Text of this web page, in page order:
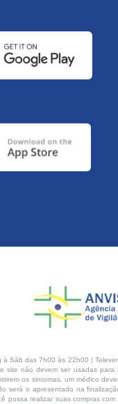
Sáb das 7h00 às 22h00 |
site não devem ser usadas
os sintomas, um médico
será o apresentado na
realizar suas compras